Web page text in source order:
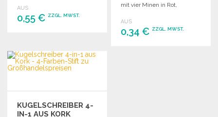
AUS
0,55 € ZZGL. MWST.
Angebot anfordern
mit vier Minen in Rot,
AUS
0,34 € ZZGL. MWST.
KUGELSCHREIBER 4-
IN-1 AUS KORK